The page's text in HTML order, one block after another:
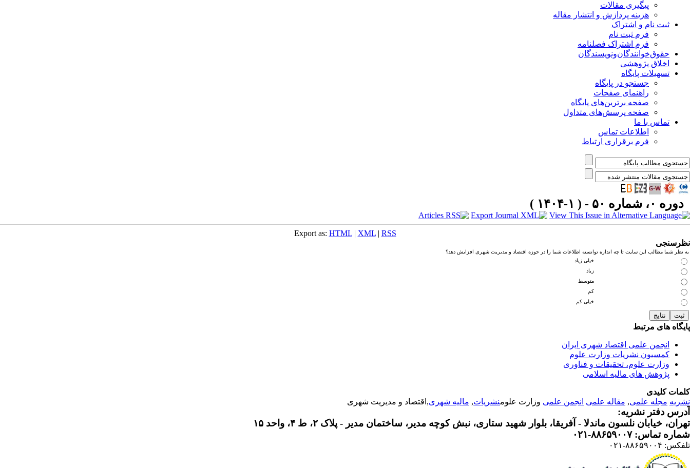
پیگیری مقالات
هزینه پردازش و انتشار مقاله
ثبت نام و اشتراک
فرم ثبت نام
فرم اشتراک فصلنامه
حقوق‌خوانندگان‌و‌نویسندگان
اخلاق پژوهشی
تسهیلات پایگاه
جستجو در پایگاه
راهنمای صفحات
صفحه برترین‌های پایگاه
صفحه پرسش‌های متداول
تماس با ما
اطلاعات تماس
فرم برقراری ارتباط
دوره ۰، شماره ۵۰ - ( ۱-۱۴۰۴ )
Export as: HTML| XML| RSS
نظرسنجی
به نظر شما مطالب این سایت تا چه اندازه توانسته اطلاعات شما را در حوزه اقتصاد و مدیریت شهری افزایش دهد؟
خیلی زیاد
زیاد
متوسط
کم
خیلی کم
پایگاه های مرتبط
انجمن علمی اقتصاد شهری ایران
کمسیون نشریات وزارت علوم
وزارت علوم، تحقیقات و فناوری
پژوهش های مالیه اسلامی
کلمات کلیدی
نشریه مجله علمی, مقاله علمی انجمن علمی وزارت علومنشریات, مالیه شهری,اقتصاد و مدیریت شهری
آدرس دفتر نشریه:
تهران، خیابان نلسون ماندلا - آفریقا، بلوار شهید ستاری، نبش کوچه مدیر، ساختمان مدیر - پلاک ۲، ط ۴، واحد ۱۵
شماره تماس: ۸۸۶۵۹۰۰۷-۰۲۱
تلفکس: ۸۸۶۵۹۰۰۴-۰۲۱